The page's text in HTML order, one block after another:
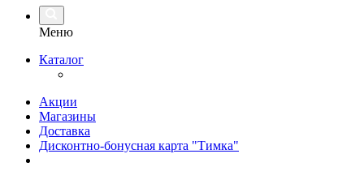
Меню
Каталог
Акции
Магазины
Доставка
Дисконтно-бонусная карта "Тимка"